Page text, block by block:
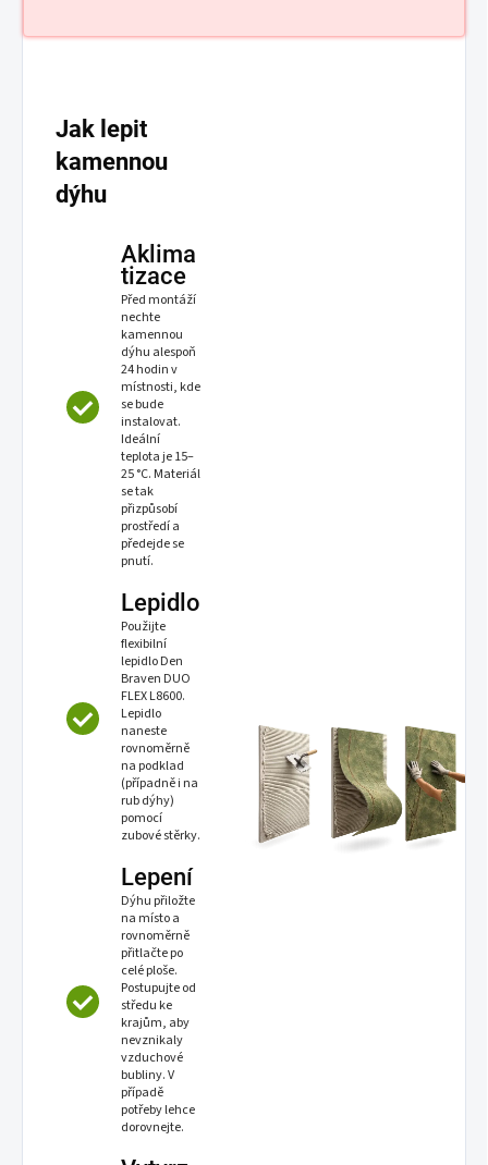
Jak lepit
kamennou
dýhu
Aklima
tizace
Před montáží
nechte
kamennou
dýhu alespoň
24 hodin v
místnosti, kde
se bude
instalovat.
Ideální
teplota je 15–
25 °C. Materiál
se tak
přizpůsobí
prostředí a
předejde se
pnutí.
Lepidlo
Použijte
flexibilní
lepidlo Den
Braven DUO
FLEX L8600.
Lepidlo
naneste
rovnoměrně
na podklad
(případně i na
rub dýhy)
pomocí
zubové stěrky.
Lepení
Dýhu přiložte
na místo a
rovnoměrně
přitlačte po
celé ploše.
Postupujte od
středu ke
krajům, aby
nevznikaly
vzduchové
bubliny. V
případě
potřeby lehce
dorovnejte.